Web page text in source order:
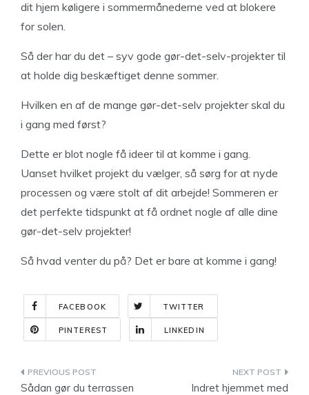
dit hjem køligere i sommermånederne ved at blokere
for solen.
Så der har du det – syv gode gør-det-selv-projekter til
at holde dig beskæftiget denne sommer.
Hvilken en af de mange gør-det-selv projekter skal du
i gang med først?
Dette er blot nogle få ideer til at komme i gang.
Uanset hvilket projekt du vælger, så sørg for at nyde
processen og være stolt af dit arbejde! Sommeren er
det perfekte tidspunkt at få ordnet nogle af alle dine
gør-det-selv projekter!
Så hvad venter du på? Det er bare at komme i gang!
FACEBOOK TWITTER
PINTEREST LINKEDIN
Indlægsnavigation
Sådan gør du terrassen
Indret hjemmet med